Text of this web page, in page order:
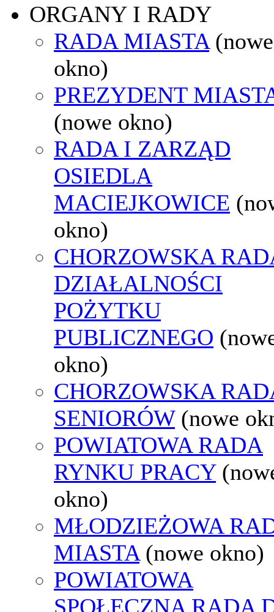
ORGANY I RADY
RADA MIASTA (nowe
okno)
PREZYDENT
(nowe okno)
RADA I ZARZĄD
OSIEDLA
MACIEJKOWICE
okno)
CHORZOWSKA
DZIAŁALNOŚCI
POŻYTKU
PUBLICZNEGO
okno)
CHORZOWSKA
SENIORÓW (nowe
POWIATOWA RADA
RYNKU PRACY
okno)
MŁODZIEŻOWA
MIASTA (nowe okno)
POWIATOWA
SPOŁECZNA RADA